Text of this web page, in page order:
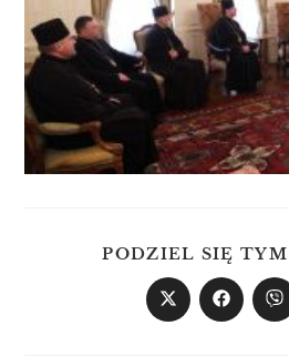
PODZIEL SIĘ